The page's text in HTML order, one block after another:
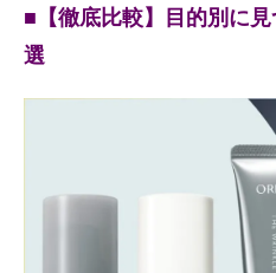
■【徹底比較】目的別に
選